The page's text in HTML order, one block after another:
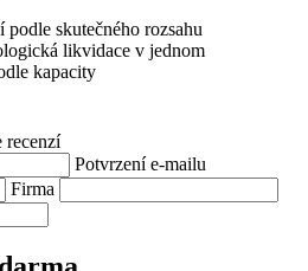
podle skutečného rozsahu
likvidace v jednom
kapacity
recenzí
Potvrzení e-mailu
Firma